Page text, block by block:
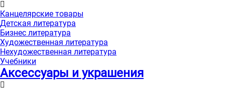
Канцелярские товары
Детская литература
Бизнес литература
Художественная литература
Нехудожественная литература
Учебники
Аксессуары и украшения